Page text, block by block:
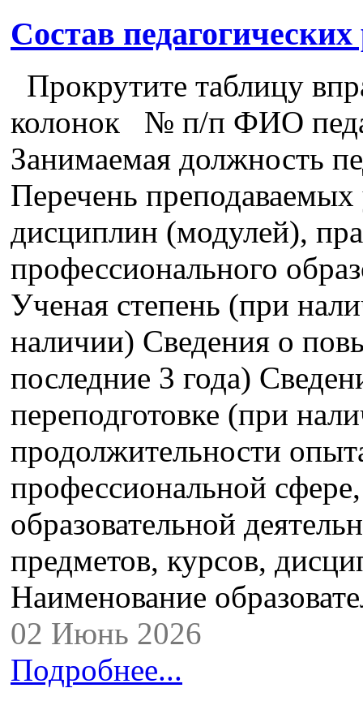
Состав
Прокрутите таблицу
колонок № п/п ФИО
Занимаемая должность
Перечень
дисциплин (модулей),
профессионального
Ученая степень (при
наличии) Сведения о
последние 3 года)
переподготовке (при
продолжительности
профессиональной
образовательной
предметов, курсов,
Наименование
02 Июнь 2026
Подробнее...